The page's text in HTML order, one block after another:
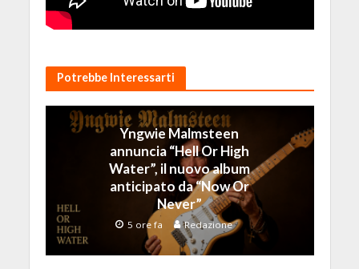
Potrebbe Interessarti
Yngwie Malmsteen
annuncia “Hell Or High
Water”, il nuovo album
anticipato da “Now Or
Never”
5 ore fa Redazione